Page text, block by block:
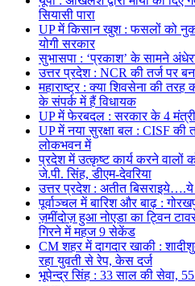
सियासी पारा
UP में किसान खुश : फसलों को
योगी सरकार
सुभासपा : ‘प्रकाश’ के सामने
उत्तर प्रदेश : NCR की तर्ज पर
महाराष्ट्र : क्या शिवसेना की
के संपर्क में हैं विधायक
UP में फेरबदल : सरकार के 4
UP में नया सुरक्षा बल : CISF की
लोकभवन में
प्रदेश में उत्कृष्ट कार्य करने वालों
जे.पी. सिंह, डीएम-देवरिया
उत्तर प्रदेश : अतीत बिसराइये….ये
पूर्वाञ्चल में बारिश और बाढ़ :
ज़मींदोज़ हुआ नोएडा का ट्विन
गिरने में महज 9 सेकेंड
CM शहर में दागदार खाकी :
रहा युवती से रेप, केस दर्ज
भूपेन्द्र सिंह : 33 साल की सेवा,